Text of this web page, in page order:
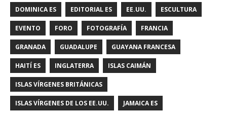
DOMINICA ES EDITORIAL ES EE.UU. ESCULTURA
EVENTO FORO FOTOGRAFÍA FRANCIA
GRANADA GUADALUPE GUAYANA FRANCESA
HAITÍ ES INGLATERRA ISLAS CAIMÁN
ISLAS VÍRGENES BRITÁNICAS
ISLAS VÍRGENES DE LOS EE.UU. JAMAICA ES